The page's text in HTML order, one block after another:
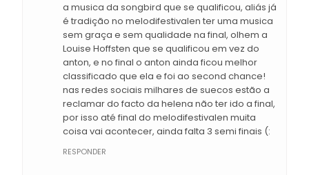
a musica da songbird que se qualificou, aliás já
é tradição no melodifestivalen ter uma musica
sem graça e sem qualidade na final, olhem a
Louise Hoffsten que se qualificou em vez do
anton, e no final o anton ainda ficou melhor
classificado que ela e foi ao second chance!
nas redes sociais milhares de suecos estão a
reclamar do facto da helena não ter ido a final,
por isso até final do melodifestivalen muita
coisa vai acontecer, ainda falta 3 semi finais (:
RESPONDER